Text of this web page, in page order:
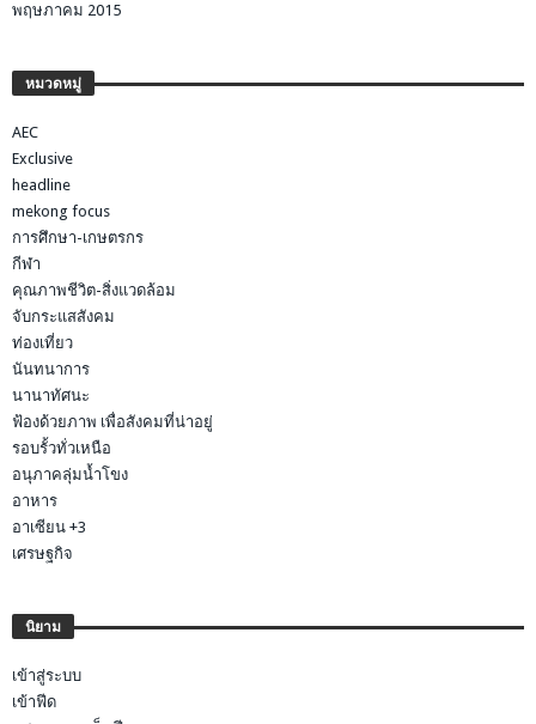
พฤษภาคม 2015
หมวดหมู่
AEC
Exclusive
headline
mekong focus
การศึกษา-เกษตรกร
กีฬา
คุณภาพชีวิต-สิ่งแวดล้อม
จับกระแสสังคม
ท่องเที่ยว
นันทนาการ
นานาทัศนะ
ฟ้องด้วยภาพ เพื่อสังคมที่น่าอยู่
รอบรั้วทั่วเหนือ
อนุภาคลุ่มน้ำโขง
อาหาร
อาเซียน +3
เศรษฐกิจ
นิยาม
เข้าสู่ระบบ
เข้าฟีด